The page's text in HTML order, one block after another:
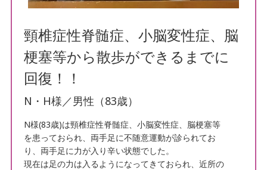
頸椎症性脊髄症、小脳変性症、脳
梗塞等から散歩ができるまでに
回復！！
N・H様／男性（83歳）
N様(83歳)は頸椎症性脊髄症、小脳変性症、脳梗塞等
を患っておられ、両手足に不随意運動が診られてお
り、両手足に力が入り辛い状態でした。
現在は足の力は入るようになってきておられ、近所の